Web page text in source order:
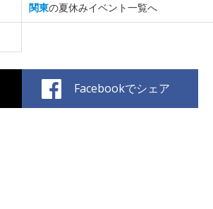
関東の夏休みイベント一覧へ
Facebookでシェア